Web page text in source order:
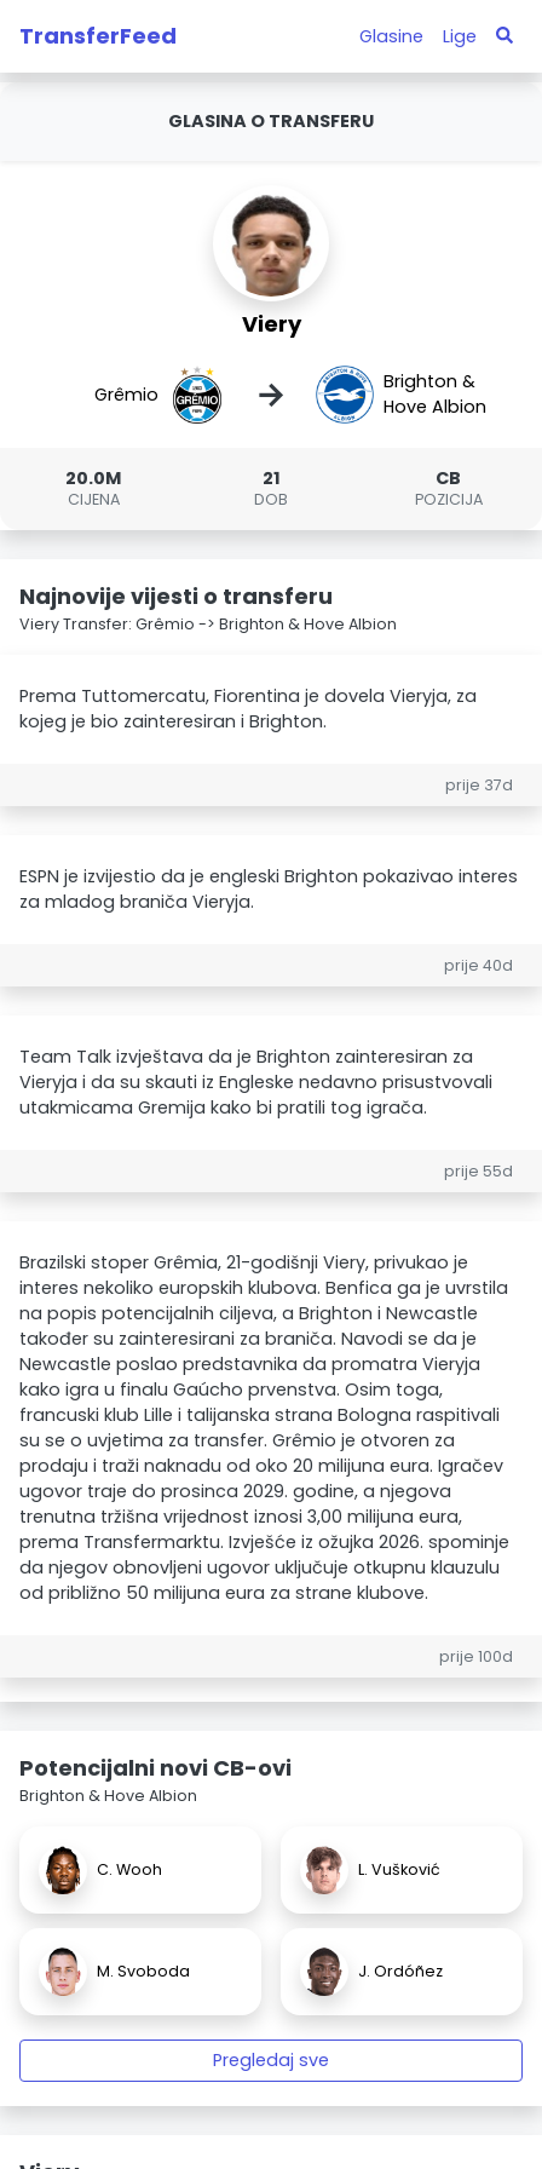
TransferFeed Glasine Lige
GLASINA O TRANSFERU
Viery
Grêmio →
Brighton &
Hove Albion
20.0M
CIJENA
21
DOB
CB
POZICIJA
Najnovije vijesti o transferu
Viery Transfer: Grêmio -> Brighton & Hove Albion
Prema Tuttomercatu, Fiorentina je dovela Vieryja, za
kojeg je bio zainteresiran i Brighton.
prije 37d
ESPN je izvijestio da je engleski Brighton pokazivao interes
za mladog braniča Vieryja.
prije 40d
Team Talk izvještava da je Brighton zainteresiran za
Vieryja i da su skauti iz Engleske nedavno prisustvovali
utakmicama Gremija kako bi pratili tog igrača.
prije 55d
Brazilski stoper Grêmia, 21-godišnji Viery, privukao je
interes nekoliko europskih klubova. Benfica ga je uvrstila
na popis potencijalnih ciljeva, a Brighton i Newcastle
također su zainteresirani za braniča. Navodi se da je
Newcastle poslao predstavnika da promatra Vieryja
kako igra u finalu Gaúcho prvenstva. Osim toga,
francuski klub Lille i talijanska strana Bologna raspitivali
su se o uvjetima za transfer. Grêmio je otvoren za
prodaju i traži naknadu od oko 20 milijuna eura. Igračev
ugovor traje do prosinca 2029. godine, a njegova
trenutna tržišna vrijednost iznosi 3,00 milijuna eura,
prema Transfermarktu. Izvješće iz ožujka 2026. spominje
da njegov obnovljeni ugovor uključuje otkupnu klauzulu
od približno 50 milijuna eura za strane klubove.
prije 100d
Potencijalni novi CB-ovi
Brighton & Hove Albion
C. Wooh L. Vušković
M. Svoboda J. Ordóñez
Pregledaj sve